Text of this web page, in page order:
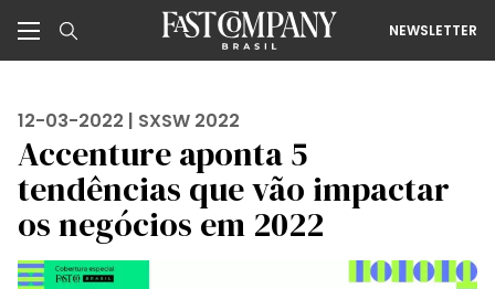
NEWSLETTER
12-03-2022 | SXSW 2022
Accenture aponta 5
tendências que vão impactar
os negócios em 2022